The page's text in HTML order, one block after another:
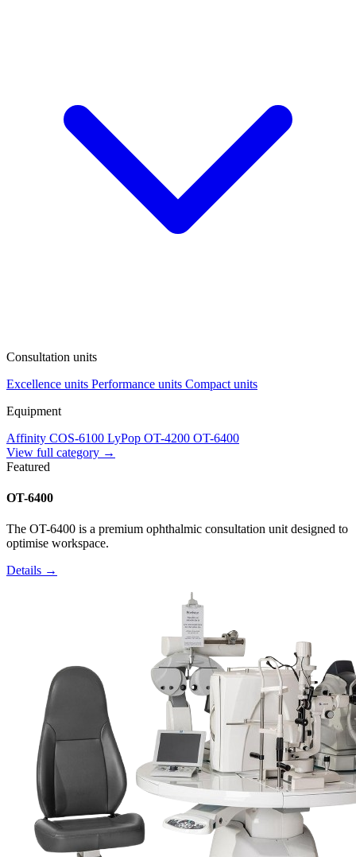
Consultation units
Excellence units Performance units Compact units
Equipment
Affinity COS-6100 LyPop OT-4200 OT-6400
View full category →
Featured
OT-6400
The OT-6400 is a premium ophthalmic consultation unit designed to
optimise workspace.
Details →